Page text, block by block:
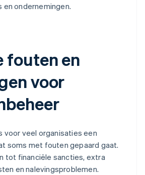
ondernemingen.
fouten en
voor
voor veel organisaties een
soms met fouten gepaard gaat.
tot financiële sancties, extra
en nalevingsproblemen.